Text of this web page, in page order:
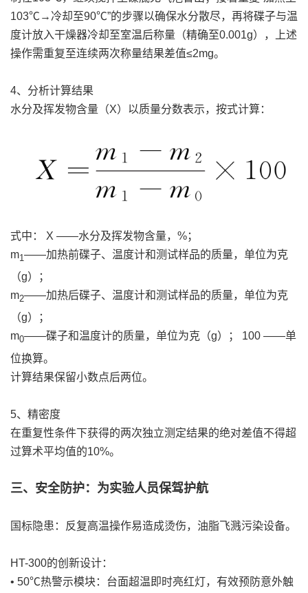
103℃→冷却至90℃”的步骤以确保水分散尽，再将碟子与温
度计放入干燥器冷却至室温后称量（精确至0.001g），上述
操作需重复至连续两次称量结果差值≤2mg。
4、分析计算结果
水分及挥发物含量（X）以质量分数表示，按式计算：
式中： X ——水分及挥发物含量，%；
m1——加热前碟子、温度计和测试样品的质量，单位为克
（g）；
m2——加热后碟子、温度计和测试样品的质量，单位为克
（g）；
m0——碟子和温度计的质量，单位为克（g）； 100 ——单
位换算。
计算结果保留小数点后两位。
5、精密度
在重复性条件下获得的两次独立测定结果的绝对差值不得超
过算术平均值的10%。
三、安全防护：为实验人员保驾护航
国标隐患：反复高温操作易造成烫伤，油脂飞溅污染设备。
HT-300的创新设计：
• 50℃热警示模块：台面超温即时亮红灯，有效预防意外触